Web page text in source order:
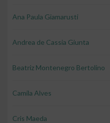
Ana Paula Giamarusti
Andrea de Cassia Giunta
Beatriz Montenegro Bertolino
Camila Alves
Cris Maeda